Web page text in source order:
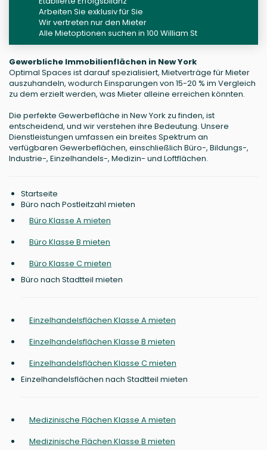
Arbeiten Sie exklusiv für Sie
Wir vertreten nur den Mieter
Alle Mietoptionen suchen in 100 William St
Gewerbliche Immobilienflächen in New York
Optimal Spaces ist darauf spezialisiert, Mietverträge für Mieter
auszuhandeln, wodurch Einsparungen von 15-20 % im Vergleich
zu dem erzielt werden, was Mieter alleine erreichen könnten.
Die perfekte Gewerbefläche in New York zu finden, ist
entscheidend, und wir verstehen ihre Bedeutung. Unsere
Dienstleistungen umfassen ein breites Spektrum an
verfügbaren Gewerbeflächen, einschließlich Büro-, Bildungs-,
Industrie-, Einzelhandels-, Medizin- und Loftflächen.
Startseite
Büro nach Postleitzahl mieten
Büro Klasse A mieten
Büro Klasse B mieten
Büro Klasse C mieten
Büro nach Stadtteil mieten
Einzelhandelsflächen Klasse A mieten
Einzelhandelsflächen Klasse B mieten
Einzelhandelsflächen Klasse C mieten
Einzelhandelsflächen nach Stadtteil mieten
Medizinische Flächen Klasse A mieten
Medizinische Flächen Klasse B mieten